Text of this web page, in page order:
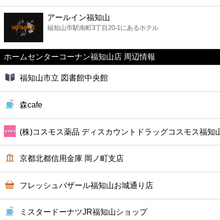
ファーストフード
カフェ
ショッピング
銀行
病院
ホテル
アールイン福知山
福知山市駅南町3丁目20-1にあるホテル
ホームセンターコーナン福知山店 周辺情報
福知山市立 図書館中央館
森cafe
(株)コスモス薬品 ディスカウントドラッグコスモス福知
京都北都信用金庫 岡ノ町支店
フレッシュバザール福知山お城通り店
ミスタードーナツJR福知山ショップ